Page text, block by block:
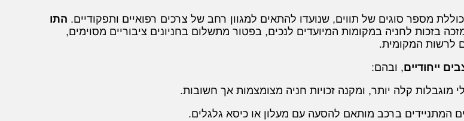
מספר סוגים של תווים, שנועדו להתאים למגוון רחב של צרכים רפואיים ותפקודיים. התו
בזכות לחניה במקומות המיועדים לנכים, בפטור מתשלום בחניונים ציבוריים מסוימים,
לרשות המקומית.
ייחודיים, ובהם:
מוגבלות קלה יותר, ומקנה זכויות חניה מצומצמות אך חשובות.
המתניידים ברכב מותאם להסעה עם מעלון או כיסא גלגלים.